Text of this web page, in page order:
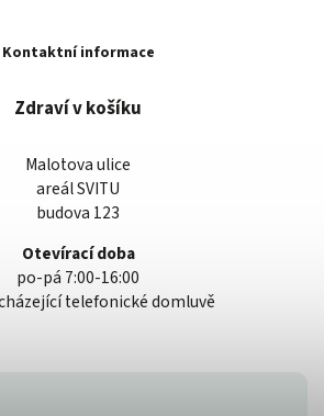
Kontaktní informace
Zdraví v košíku
Malotova ulice
areál SVITU
budova 123
Otevírací doba
po-pá 7:00-16:00
telefonické domluvě